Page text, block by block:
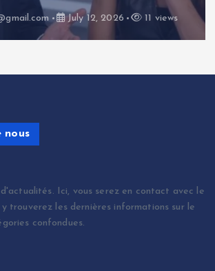
July 11, 2026 14 views
nous
Ici, vous serez en contact avec le
y trouverez les dernières informations sur le
confondues.